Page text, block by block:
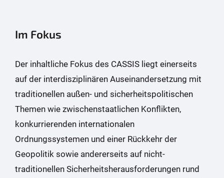
Im Fokus
Der inhaltliche Fokus des CASSIS liegt einerseits
auf der interdisziplinären Auseinandersetzung mit
traditionellen außen- und sicherheitspolitischen
Themen wie zwischenstaatlichen Konflikten,
konkurrierenden internationalen
Ordnungssystemen und einer Rückkehr der
Geopolitik sowie andererseits auf nicht-
traditionellen Sicherheitsherausforderungen rund